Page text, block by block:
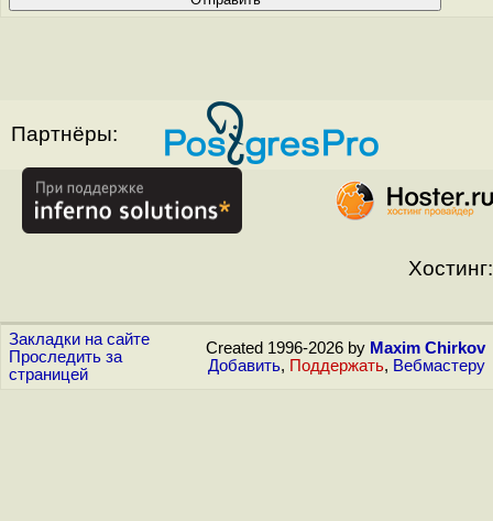
Партнёры:
Хостинг:
Закладки на сайте
Проследить за
страницей
Created 1996-2026 by Maxim Chirkov
Добавить, Поддержать, Вебмастеру